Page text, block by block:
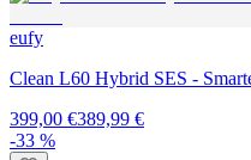
eufy
Clean L60 Hybrid SES -
399,00 €389,99 €
-33 %